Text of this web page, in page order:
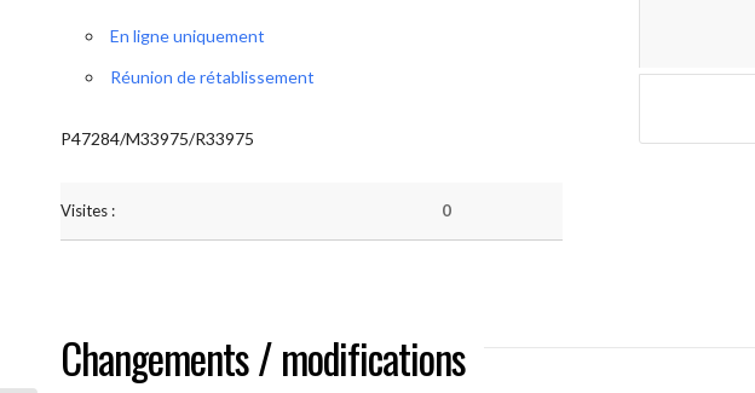
En ligne uniquement
Réunion de rétablissement
P47284/M33975/R33975
Visites : 0
Changements / modifications